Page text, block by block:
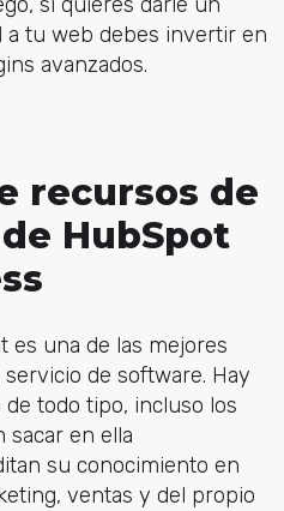
si quieres darle un
a tu web debes invertir en
avanzados.
recursos de
HubSpot
es una de las mejores
de software. Hay
todo tipo, incluso los
sacar en ella
su conocimiento en
ventas y del propio